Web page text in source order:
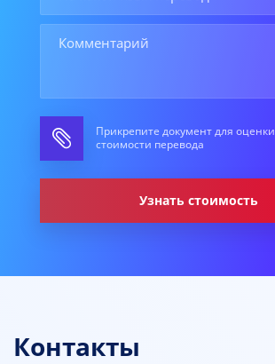
Прикрепите документ для оценки
стоимости перевода
Узнать стоимость
Контакты